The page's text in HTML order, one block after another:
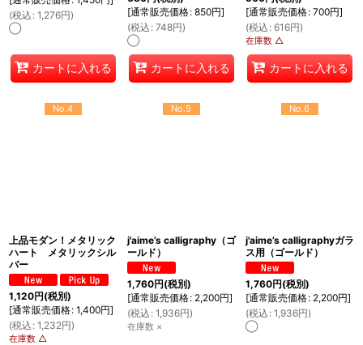
(税込 : 1,276円)
◯
カートに入れる
[通常販売価格: 850円]
(税込 : 748円)
◯
カートに入れる
[通常販売価格: 700円]
(税込 : 616円)
在庫数 △
カートに入れる
No.4
上品モダン！メタリック
ハート メタリックシル
バー
1,120円(税別)
[通常販売価格: 1,400円]
(税込 : 1,232円)
在庫数 △
No.5
j'aime’s calligraphy（ゴ
ールド）
1,760円(税別)
[通常販売価格: 2,200円]
(税込 : 1,936円)
在庫数 ×
No.6
j'aime’s calligraphyガラ
ス用（ゴールド）
1,760円(税別)
[通常販売価格: 2,200円]
(税込 : 1,936円)
◯